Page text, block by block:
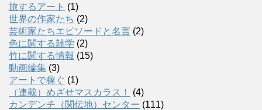
旅するアート (1)
世界の作家たち (2)
芸術家たちエピソードと名言 (2)
色に関する雑学 (2)
竹に関する情報 (15)
動画編集 (3)
アートで稼ぐ (1)
（連載）めざせマスカラス！
(4)
カンデンチ（関伝地）センター (111)